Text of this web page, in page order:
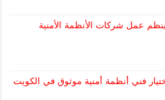
عمل شركات الأنظمة الأمنية
فني أنظمة أمنية موثوق في الكويت